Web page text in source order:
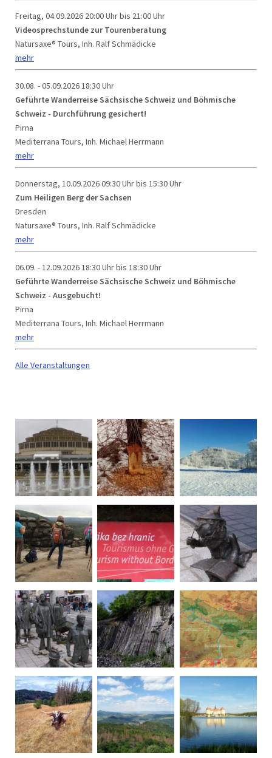
Freitag, 04.09.2026 20:00 Uhr bis 21:00 Uhr
Videosprechstunde zur Tourenberatung
Natursaxe® Tours, Inh. Ralf Schmädicke
mehr
30.08. - 05.09.202618:30 Uhr
Geführte Wanderreise Sächsische Schweiz und Böhmische
Schweiz - Durchführung gesichert!
Pirna
Mediterrana Tours, Inh. Michael Herrmann
mehr
Donnerstag, 10.09.202609:30 Uhr bis 15:30 Uhr
Zum Heiligen Berg der Sachsen
Dresden
Natursaxe® Tours, Inh. Ralf Schmädicke
mehr
06.09. - 12.09.202618:30 Uhr bis 18:30 Uhr
Geführte Wanderreise Sächsische Schweiz und Böhmische
Schweiz - Ausgebucht!
Pirna
Mediterrana Tours, Inh. Michael Herrmann
mehr
Alle Veranstaltungen